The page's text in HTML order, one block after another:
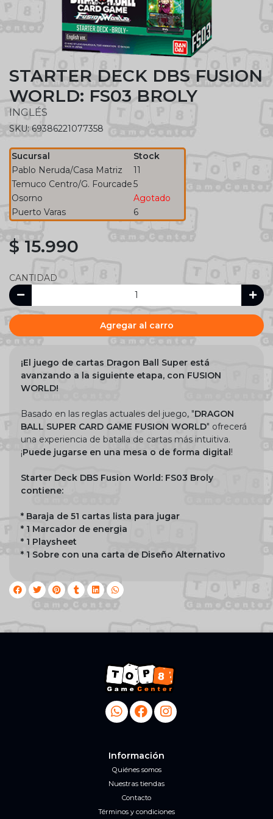
STARTER DECK DBS FUSION
WORLD: FS03 BROLY
INGLÉS
SKU: 69386221077358
Sucursal
Stock
Pablo Neruda/Casa Matriz
11
Temuco Centro/G. Fourcade5
Osorno
Agotado
Puerto Varas
6
$ 15.990
CANTIDAD
Agregar al carro
¡El juego de cartas Dragon Ball Super está
avanzando a la siguiente etapa, con FUSION
WORLD!
Basado en las reglas actuales del juego, "DRAGON
BALL SUPER CARD GAME FUSION WORLD" ofrecerá
una experiencia de batalla de cartas más intuitiva.
¡Puede jugarse en una mesa o de forma digital!
Starter Deck DBS Fusion World: FS03 Broly
contiene:
* Baraja de 51 cartas lista para jugar
* 1 Marcador de energia
* 1 Playsheet
* 1 Sobre con una carta de Diseño Alternativo
Información
Quiénes somos
Nuestras tiendas
Contacto
Términos y condiciones